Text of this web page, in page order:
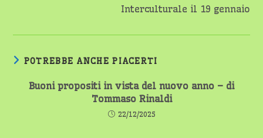
Interculturale il 19 gennaio
POTREBBE ANCHE PIACERTI
Buoni propositi in vista del nuovo anno – di
Tommaso Rinaldi
22/12/2025